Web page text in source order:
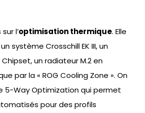
l’optimisation thermique. Elle
système Crosschill EK III, un
un radiateur M.2 en
par la « ROG Cooling Zone ». On
5-Way Optimization qui permet
pour des profils